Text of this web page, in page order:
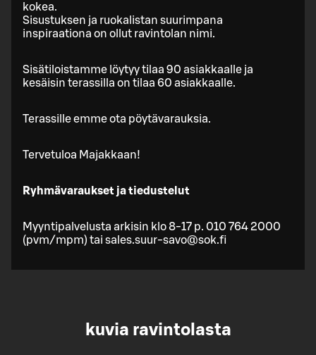
kokea.
Sisustuksen ja ruokalistan suurimpana
inspiraationa on ollut ravintolan nimi.
Sisätiloistamme löytyy tilaa 90 asiakkaalle ja
kesäisin terassilla on tilaa 60 asiakkaalle.
Terassille emme ota pöytävarauksia.
Tervetuloa Majakkaan!
Ryhmävaraukset ja tiedustelut
Myyntipalvelusta arkisin klo 8-17 p. 010 764 2000
(pvm/mpm) tai sales.suur-savo@sok.fi
kuvia ravintolasta